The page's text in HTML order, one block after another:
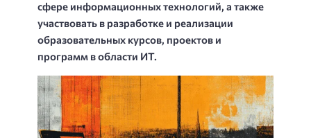
сфере информационных технологий, а также
участвовать в разработке и реализации
образовательных курсов, проектов и
программ в области ИТ.